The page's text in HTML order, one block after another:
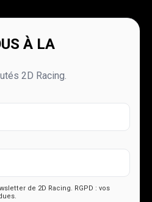
À LA
2D Racing.
de 2D Racing. RGPD : vos